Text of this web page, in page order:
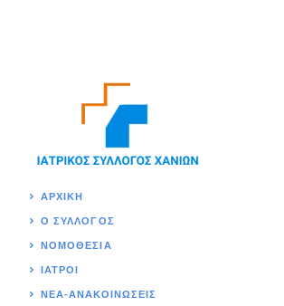
ΑΡΧΙΚΉ
Ο ΣΥΛΛΟΓΟΣ
ΝΟΜΟΘΕΣΊΑ
ΙΑΤΡΟΙ
ΝΕΑ-ΑΝΑΚΟΙΝΩΣΕΙΣ